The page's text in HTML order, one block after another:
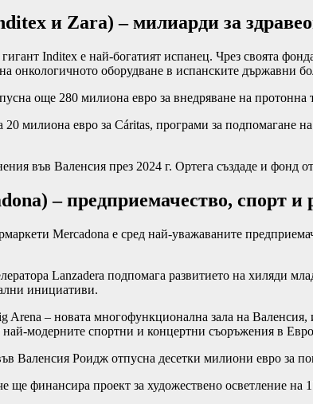
и Zara) – милиарди за
Inditex е най-богатият испанец. Чрез своята
онкологичното оборудване в испанските държавни
още 280 милиона евро за внедряване на
20 милиона евро за Cáritas, програми за
във Валенсия през 2024 г. Ортега създаде и фонд
– предприемачество, спорт и
Mercadona е сред най-уважаваните
Lanzadera подпомага развитието на хиляди
инициативи.
– новата многофункционална зала на
модерните спортни и концертни съоръжения в
Валенсия Роидж отпусна десетки милиони евро за
ще финансира проект за художествено осветление